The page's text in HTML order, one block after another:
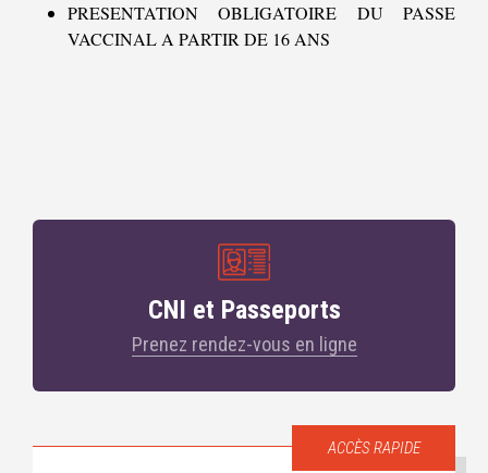
PRESENTATION OBLIGATOIRE DU PASSE
VACCINAL A PARTIR DE 16 ANS
CNI et Passeports
Prenez rendez-vous en ligne
ACCÈS RAPIDE